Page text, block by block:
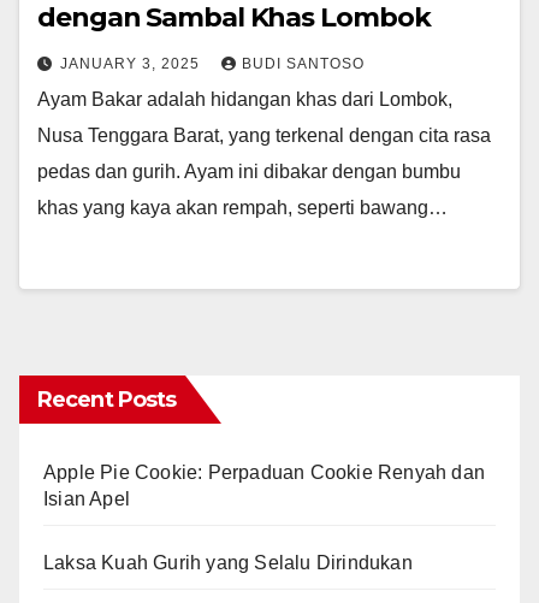
dengan Sambal Khas Lombok
JANUARY 3, 2025 BUDI SANTOSO
Ayam Bakar adalah hidangan khas dari Lombok,
Nusa Tenggara Barat, yang terkenal dengan cita rasa
pedas dan gurih. Ayam ini dibakar dengan bumbu
khas yang kaya akan rempah, seperti bawang…
Recent Posts
Apple Pie Cookie: Perpaduan Cookie Renyah dan
Isian Apel
Laksa Kuah Gurih yang Selalu Dirindukan